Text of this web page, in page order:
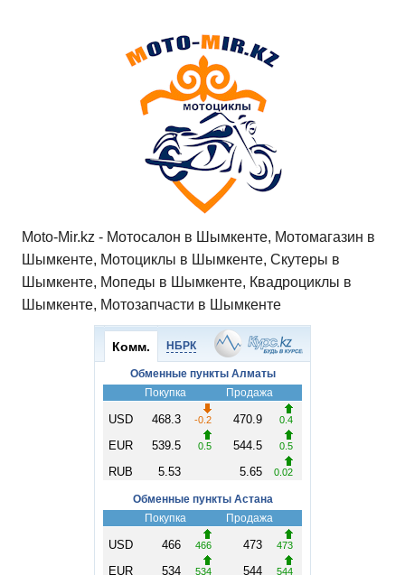
Moto-Mir.kz - Мотосалон в Шымкенте, Мотомагазин в
Шымкенте, Мотоциклы в Шымкенте, Скутеры в
Шымкенте, Мопеды в Шымкенте, Квадроциклы в
Шымкенте, Мотозапчасти в Шымкенте